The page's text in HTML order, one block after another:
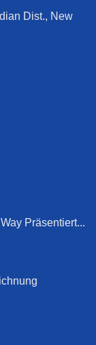
Dist., New
Präsentiert...